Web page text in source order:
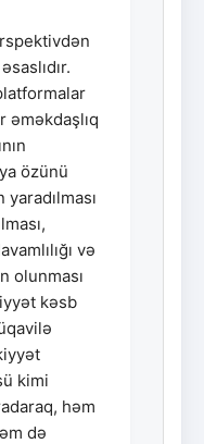
əməkdaşlıq
özünü
və
olunması
kəsb
kimi
həm
də